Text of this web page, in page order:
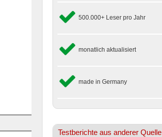
500.000+ Leser pro Jahr
monatlich aktualisiert
made in Germany
Testberichte aus anderer Quelle